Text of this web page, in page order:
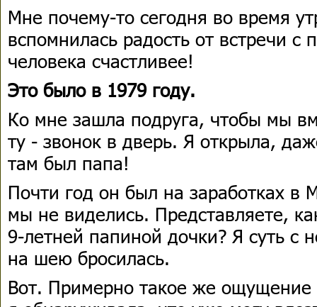
Мне почему-то сегодня во время
вспомнилась радость от встречи
человека счастливее!
Это было в 1979 году.
Ко мне зашла подруга, чтобы мы
ту - звонок в дверь. Я открыла,
там был папа!
Почти год он был на заработках в
мы не виделись. Представляете,
9-летней папиной дочки? Я суть с
на шею бросилась.
Вот. Примерно такое же ощущение